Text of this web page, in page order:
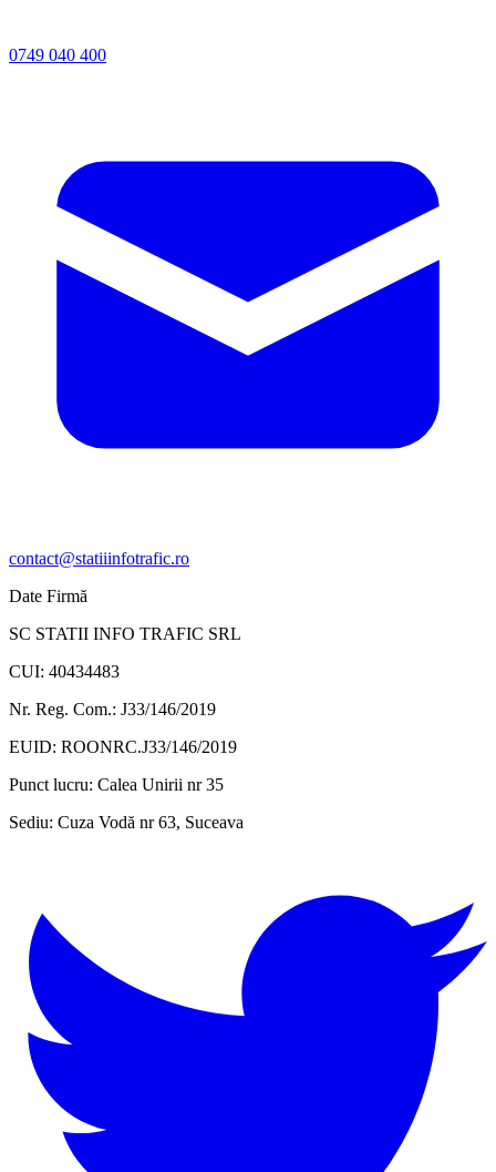
0749 040 400
contact@statiiinfotrafic.ro
Date Firmă
SC STATII INFO TRAFIC SRL
CUI: 40434483
Nr. Reg. Com.: J33/146/2019
EUID: ROONRC.J33/146/2019
Punct lucru: Calea Unirii nr 35
Sediu: Cuza Vodă nr 63, Suceava